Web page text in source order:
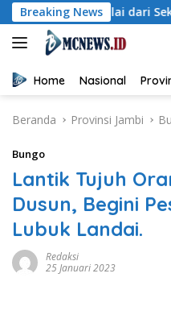
Langsung
ke
konten
Breaking News
dari Sekolah
Home Nasional
Beranda Provinsi Jambi
Bungo
Lantik Tujuh
Dusun, Begini
Lubuk Landai.
Redaksi
25 Januari 2023